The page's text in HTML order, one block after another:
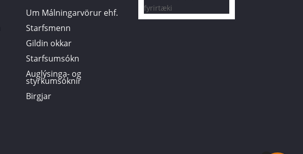
Um Málningarvörur ehf.
Starfsmenn
Gildin okkar
Starfsumsókn
Auglýsinga- og
styrkumsóknir
Birgjar